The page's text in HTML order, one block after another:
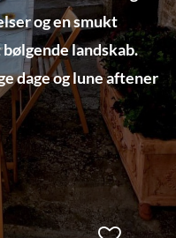
og en smukt
landskab.
dage og lune aftener